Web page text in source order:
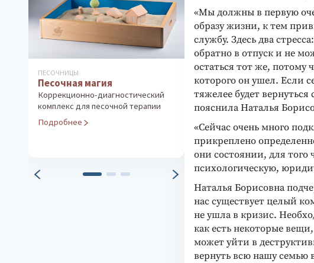
«Мы должны в первую
образу жизни, к тем
службу. Здесь два
обратно в отпуск и не
остаться тот же, потому
которого он ушел. Если
тяжелее будет
пояснила Наталья
«Сейчас очень много
прикреплено
они состоянии, для
психологическую,
Наталья Борисовна
нас существует целый
не ушла в кризис.
как есть некоторые
может уйти в
вернуть всю нашу семью
ПЕСОЧНИЦЫ
Песочная магия
Коррекционно-диагностический
комплекс для песочной терапии
Подробнее
ДИАГНОСТИКА ОСОБЕННОСТЕЙ
ЛИЧНОСТИ
Методика «ТАСТ»
Диагностика акцентуаций
Подробнее